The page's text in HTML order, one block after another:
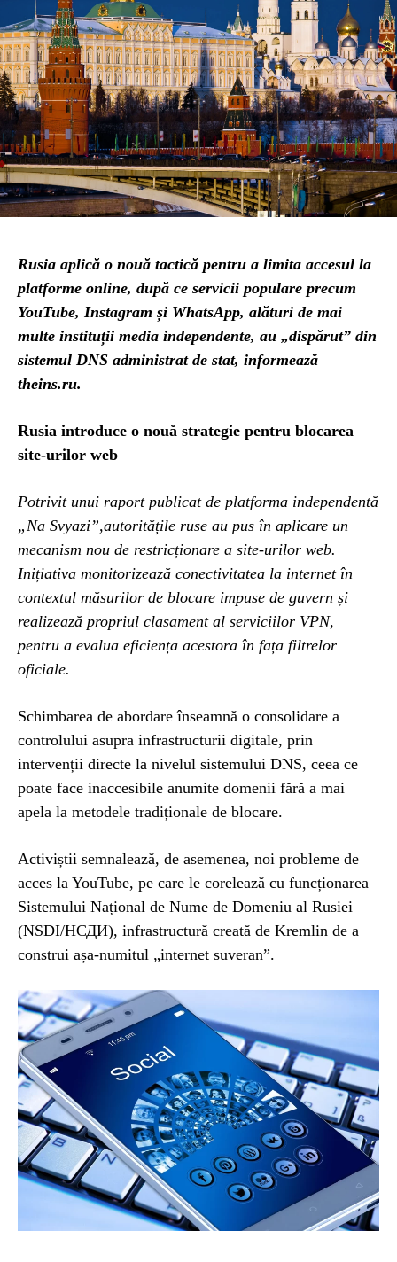
Rusia aplică o nouă tactică pentru a limita accesul la
platforme online, după ce servicii populare precum
YouTube, Instagram și WhatsApp, alături de mai
multe instituții media independente, au „dispărut” din
sistemul DNS administrat de stat, informează
theins.ru.
Rusia introduce o nouă strategie pentru blocarea
site-urilor web
Potrivit unui raport publicat de platforma independentă
„Na Svyazi”,autoritățile ruse au pus în aplicare un
mecanism nou de restricționare a site-urilor web.
Inițiativa monitorizează conectivitatea la internet în
contextul măsurilor de blocare impuse de guvern și
realizează propriul clasament al serviciilor VPN,
pentru a evalua eficiența acestora în fața filtrelor
oficiale.
Schimbarea de abordare înseamnă o consolidare a
controlului asupra infrastructurii digitale, prin
intervenții directe la nivelul sistemului DNS, ceea ce
poate face inaccesibile anumite domenii fără a mai
apela la metodele tradiționale de blocare.
Activiștii semnalează, de asemenea, noi probleme de
acces la YouTube, pe care le corelează cu funcționarea
Sistemului Național de Nume de Domeniu al Rusiei
(NSDI/НСДИ), infrastructură creată de Kremlin de a
construi așa-numitul „internet suveran”.